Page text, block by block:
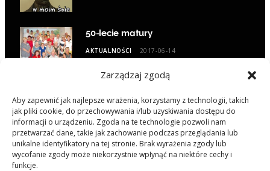
Zarządzaj zgodą
Aby zapewnić jak najlepsze wrażenia, korzystamy z technologii, takich
jak pliki cookie, do przechowywania i/lub uzyskiwania dostępu do
informacji o urządzeniu. Zgoda na te technologie pozwoli nam
przetwarzać dane, takie jak zachowanie podczas przeglądania lub
unikalne identyfikatory na tej stronie. Brak wyrażenia zgody lub
wycofanie zgody może niekorzystnie wpłynąć na niektóre cechy i
funkcje.
50-lecie matury
AKTUALNOŚCI 2017-06-14
Widelskim, historia obozów
wędrownych w Kasprowiczu
opowiedziana słowami uczestników
LATA 1950/1960 2015-01-11